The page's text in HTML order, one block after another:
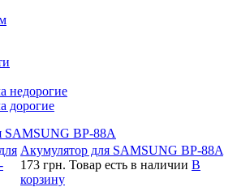
недорогие
дорогие
SAMSUNG BP-88A
Акумулятор для SAMSUNG BP-88A
173 грн. Товар есть в наличии В
корзину